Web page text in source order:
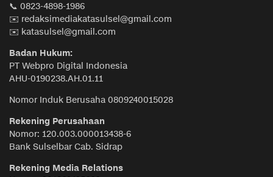
📞 0823-4898-1986
✉️ redaksimediakatasulsel@gmail.com
✉️ katasulsel@gmail.com
Badan Hukum:
PT Webpro Digital Indonesia
AHU-0190238.AH.01.11
Nomor Induk Berusaha 0809240015028
Rekening Perusahaan
Nomor: 120.003.000013438-6
Bank Sulselbar Cab. Sidrap
Rekening Media Relations